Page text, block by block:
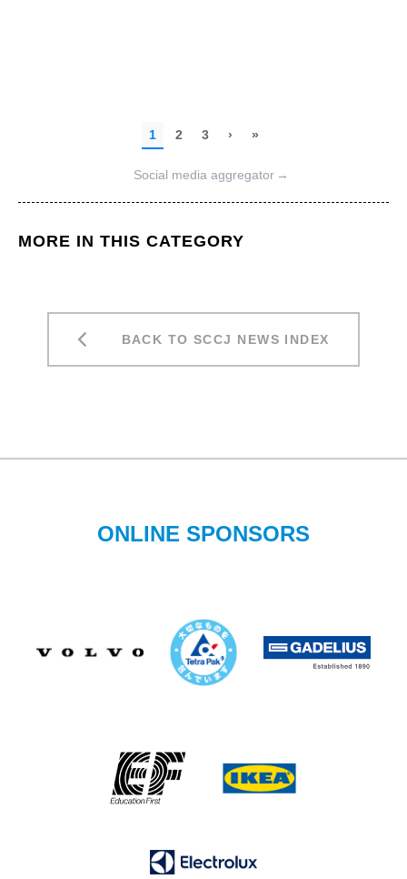
Social media aggregator →
MORE IN THIS CATEGORY
BACK TO SCCJ NEWS INDEX
ONLINE SPONSORS